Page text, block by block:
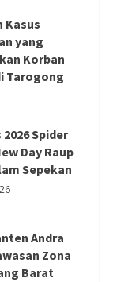
Kasus
yang
Korban
Tarogong
Spider
Day Raup
Sepekan
Andra
Zona
Barat